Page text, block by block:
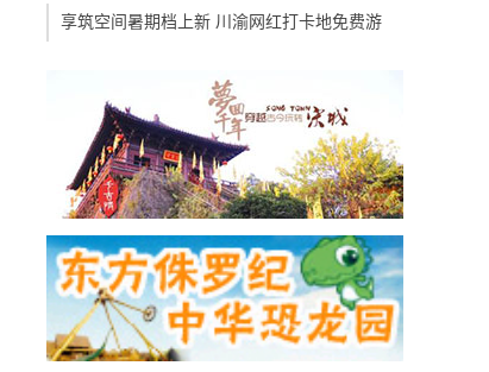
享筑空间暑期档上新 川渝网红打卡地免费游